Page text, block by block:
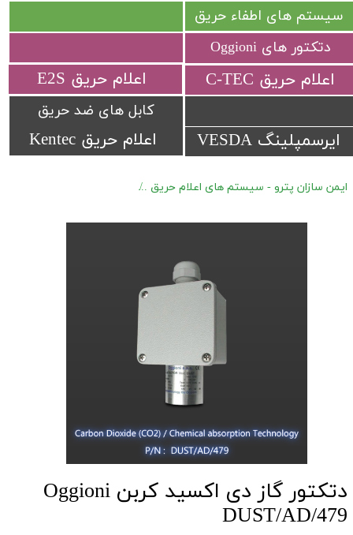
اعلام حریق Kentec
​اعلام حریق C-TEC​​​​​​​ ​اعلام حریق E2S
ایرسمپلینگ VESDA
سیستم های اطفاء حریق
کابل های ضد حریق
دتکتور های Oggioni
ایمن سازان پترو - سیستم های اعلام حریق
دتکتور گاز دی اکسید کربن Oggioni
DUST/AD/479